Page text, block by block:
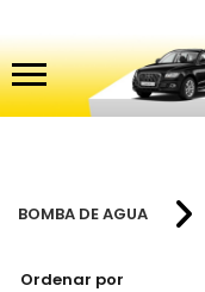
BOMBA DE AGUA
Ordenar por